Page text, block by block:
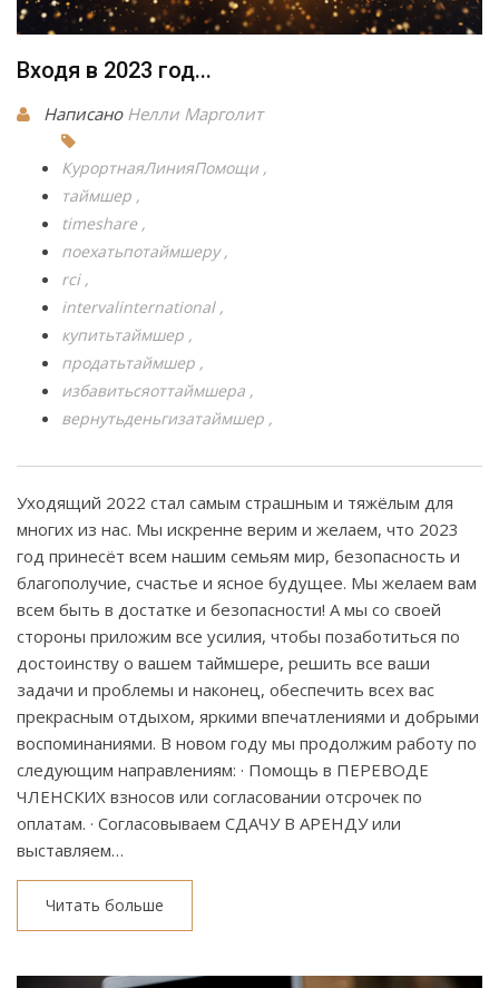
Входя в 2023 год...
Написано Нелли Марголит
КурортнаяЛинияПомощи
таймшер
timeshare
поехатьпотаймшеру
rci
intervalinternational
купитьтаймшер
продатьтаймшер
избавитьсяоттаймшера
вернутьденьгизатаймшер
Уходящий 2022 стал самым страшным и тяжёлым для
многих из нас. Мы искренне верим и желаем, что 2023
год принесёт всем нашим семьям мир, безопасность и
благополучие, счастье и ясное будущее. Мы желаем вам
всем быть в достатке и безопасности! А мы со своей
стороны приложим все усилия, чтобы позаботиться по
достоинству о вашем таймшере, решить все ваши
задачи и проблемы и наконец, обеспечить всех вас
прекрасным отдыхом, яркими впечатлениями и добрыми
воспоминаниями. В новом году мы продолжим работу по
следующим направлениям: · Помощь в ПЕРЕВОДЕ
ЧЛЕНСКИХ взносов или согласовании отсрочек по
оплатам. · Согласовываем СДАЧУ В АРЕНДУ или
выставляем…
Читать больше